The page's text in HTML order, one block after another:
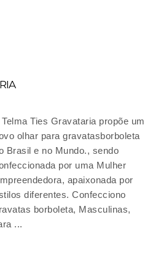
Telma Ties Gravataria propõe um
olhar para gravatasborboleta
Brasil e no Mundo., sendo
por uma Mulher
apaixonada por
diferentes. Confecciono
borboleta, Masculinas,
...